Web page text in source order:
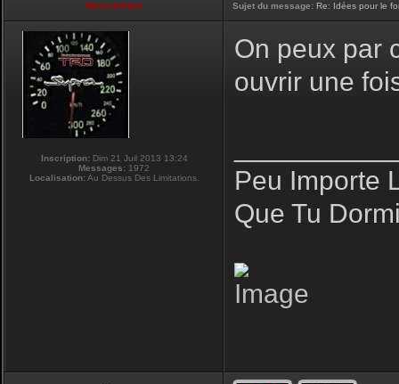
NikoLifeStyle Sujet du message: Re: Idées pour le
Inscription:Dim 21 Juil 2013 13:24
Messages: 1972
Localisation:Au Dessus Des Limitations.
On peux par
ouvrir une
Peu Importe
Que Tu